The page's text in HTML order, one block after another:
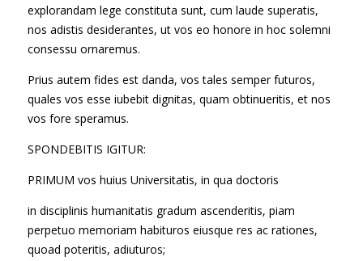
explorandam lege constituta sunt, cum laude superatis,
nos adistis desiderantes, ut vos eo honore in hoc solemni
consessu ornaremus.
Prius autem fides est danda, vos tales semper futuros,
quales vos esse iubebit dignitas, quam obtinueritis, et nos
vos fore speramus.
SPONDEBITIS IGITUR:
PRIMUM vos huius Universitatis, in qua doctoris
in disciplinis humanitatis gradum ascenderitis, piam
perpetuo memoriam habituros eiusque res ac rationes,
quoad poteritis, adiuturos;